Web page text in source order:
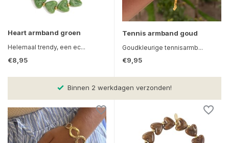
Heart armband groen
Helemaal trendy, een ec...
€8,95
Tennis armband goud
Goudkleurige tennisarmb...
€9,95
Binnen 2 werkdagen verzonden!